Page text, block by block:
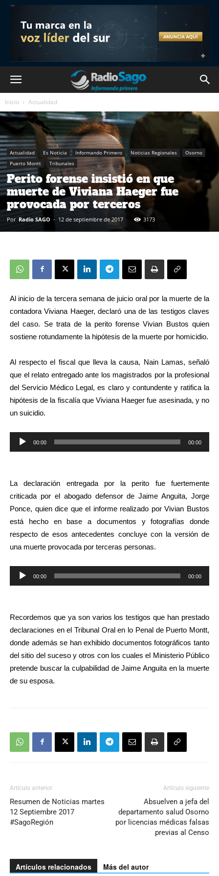
Inicio Actualidad
Actualidad Es Noticia Informando Primero Noticias Regionales
Osorno
Puerto Montt
Tribunales
Perito forense insistió en que
muerte de Viviana Haeger fue
provocada por terceros
Por Radio SAGO - 12 de septiembre de 2017 3173
Al inicio de la tercera semana de juicio oral por la muerte de la
contadora Viviana Haeger, declaró una de las testigos claves
del caso. Se trata de la perito forense Vivian Bustos quien
sostiene rotundamente la hipótesis de la muerte por homicidio.
Al respecto el fiscal que lleva la causa, Nain Lamas, señaló
que el relato entregado ante los magistrados por la profesional
del Servicio Médico Legal, es claro y contundente y ratifica la
hipótesis de la fiscalía que Viviana Haeger fue asesinada, y no
un suicidio.
Reproductor
de
00:00 00:00
La declaración entregada por la perito fue fuertemente
criticada por el abogado defensor de Jaime Anguita, Jorge
Ponce, quien dice que el informe realizado por Vivian Bustos
está hecho en base a documentos y fotografías donde
respecto de esos antecedentes concluye con la versión de
una muerte provocada por terceras personas.
Reproductor
de
00:00 00:00
Recordemos que ya son varios los testigos que han prestado
declaraciones en el Tribunal Oral en lo Penal de Puerto Montt,
donde además se han exhibido documentos fotográficos tanto
del sitio del suceso y otros con los cuales el Ministerio Público
pretende buscar la culpabilidad de Jaime Anguita en la muerte
de su esposa.
Artículo anterior
Resumen de Noticias martes
12 Septiembre 2017
#SagoRegión
Artículo siguiente
Absuelven a jefa del
departamento salud Osorno
por licencias médicas falsas
previas al Censo
Artículos relacionados Más del autor